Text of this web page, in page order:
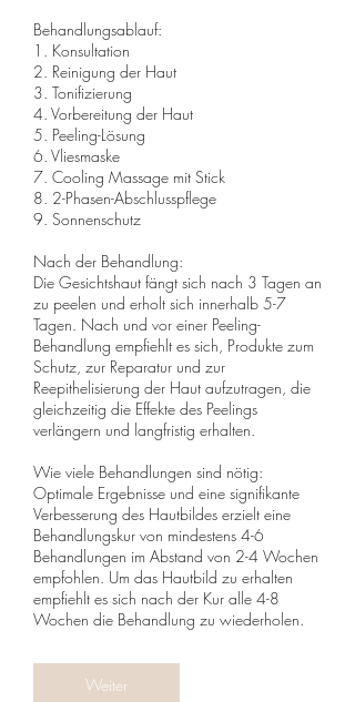
Behandlungsablauf:
1. Konsultation
2. Reinigung der Haut
3. Tonifizierung
4. Vorbereitung der Haut
5. Peeling-Lösung
6. Vliesmaske
7. Cooling Massage mit Stick
8. 2-Phasen-Abschlusspflege
9. Sonnenschutz
Nach der Behandlung:
Die Gesichtshaut fängt sich nach 3 Tagen an
zu peelen und erholt sich innerhalb 5-7
Tagen. Nach und vor einer Peeling-
Behandlung empfiehlt es sich, Produkte zum
Schutz, zur Reparatur und zur
Reepithelisierung der Haut aufzutragen, die
gleichzeitig die Effekte des Peelings
verlängern und langfristig erhalten.
Wie viele Behandlungen sind nötig:
Optimale Ergebnisse und eine signifikante
Verbesserung des Hautbildes erzielt eine
Behandlungskur von mindestens 4-6
Behandlungen im Abstand von 2-4 Wochen
empfohlen. Um das Hautbild zu erhalten
empfiehlt es sich nach der Kur alle 4-8
Wochen die Behandlung zu wiederholen.
Weiter